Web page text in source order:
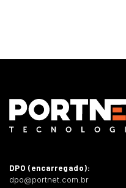
DPO (encarregado):
dpo@portnet.com.br